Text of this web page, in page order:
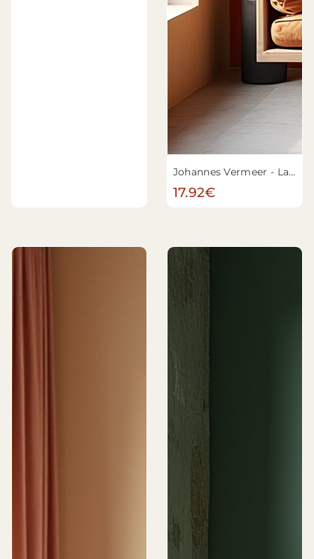
Johannes Vermeer - La Laitière
17.92€